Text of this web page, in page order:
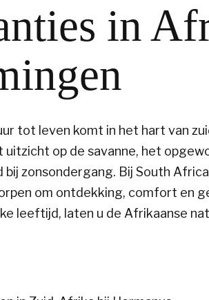
in
tot leven komt in het hart van
uitzicht op de savanne, het
zonsondergang. Bij South
om ontdekking, comfort en
leeftijd, laten u de Afrikaanse